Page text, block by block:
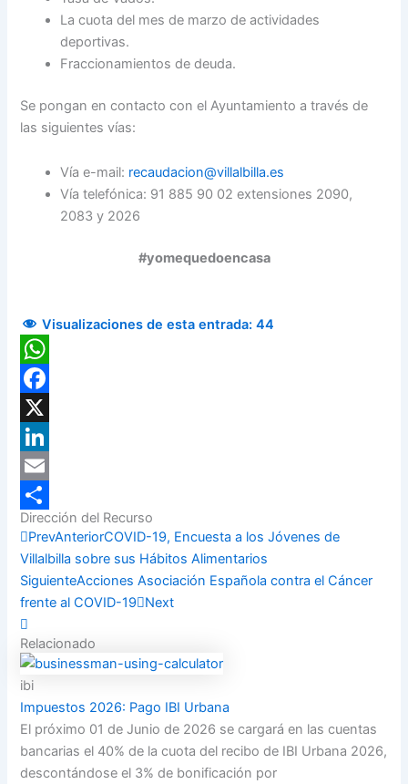
La cuota del mes de marzo de actividades
deportivas.
Fraccionamientos de deuda.
Se pongan en contacto con el Ayuntamiento a través de
las siguientes vías:
Vía e-mail: recaudacion@villalbilla.es
Vía telefónica: 91 885 90 02 extensiones 2090,
2083 y 2026
#yomequedoencasa
Visualizaciones de esta entrada: 44
WhatsApp
Facebook
X
LinkedIn
Email
Compartir
Dirección del Recurso
PrevAnteriorCOVID-19, Encuesta a los Jóvenes de
Villalbilla sobre sus Hábitos Alimentarios
SiguienteAcciones Asociación Española contra el Cáncer
frente al COVID-19 Next
Relacionado
ibi
Impuestos 2026: Pago IBI Urbana
El próximo 01 de Junio de 2026 se cargará en las cuentas
bancarias el 40% de la cuota del recibo de IBI Urbana 2026,
descontándose el 3% de bonificación por